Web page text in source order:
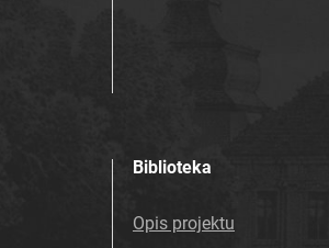
Biblioteka
Opis projektu